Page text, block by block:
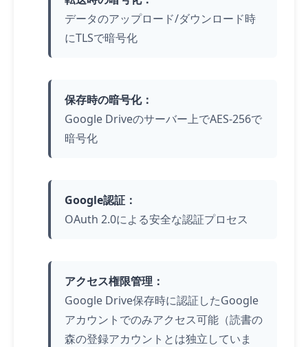
データのアップロード/ダウンロード時
にTLSで暗号化
保存時の暗号化：
Google Driveのサーバー上でAES-256で
暗号化
Google認証：
OAuth 2.0による安全な認証プロセス
アクセス権限管理：
Google Drive保存時に認証したGoogle
アカウントでのみアクセス可能（読書の
森の登録アカウントとは独立していま